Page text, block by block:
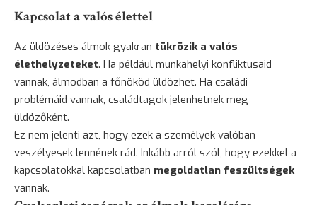
Kapcsolat a valós élettel
Az üldözéses álmok gyakran tükrözik a valós
élethelyzeteket. Ha például munkahelyi konfliktusaid
vannak, álmodban a főnököd üldözhet. Ha családi
problémáid vannak, családtagok jelenhetnek meg
üldözőként.
Ez nem jelenti azt, hogy ezek a személyek valóban
veszélyesek lennének rád. Inkább arról szól, hogy ezekkel a
kapcsolatokkal kapcsolatban megoldatlan feszültségek
vannak.